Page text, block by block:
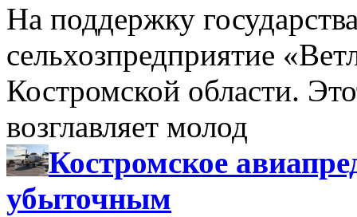
На поддержку
сельхозпредприятие
Костромской области.
возглавляет молод
Костромское
убыточным